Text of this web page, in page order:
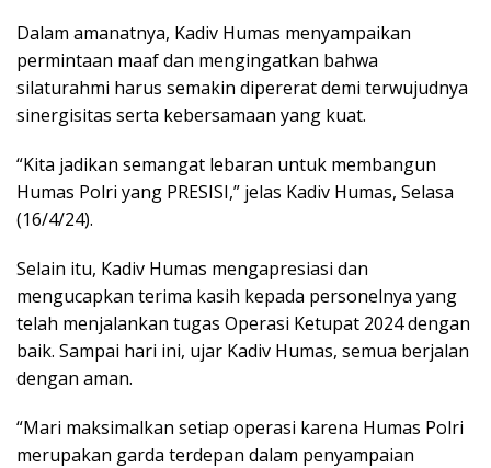
Dalam amanatnya, Kadiv Humas menyampaikan
permintaan maaf dan mengingatkan bahwa
silaturahmi harus semakin dipererat demi terwujudnya
sinergisitas serta kebersamaan yang kuat.
“Kita jadikan semangat lebaran untuk membangun
Humas Polri yang PRESISI,” jelas Kadiv Humas, Selasa
(16/4/24).
Selain itu, Kadiv Humas mengapresiasi dan
mengucapkan terima kasih kepada personelnya yang
telah menjalankan tugas Operasi Ketupat 2024 dengan
baik. Sampai hari ini, ujar Kadiv Humas, semua berjalan
dengan aman.
“Mari maksimalkan setiap operasi karena Humas Polri
merupakan garda terdepan dalam penyampaian